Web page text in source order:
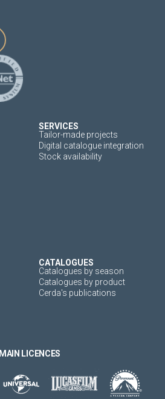
SERVICES
Tailor-made projects
Digital catalogue integration
Stock availability
CATALOGUES
Catalogues by season
Catalogues by product
Cerda's publications
MAIN LICENCES